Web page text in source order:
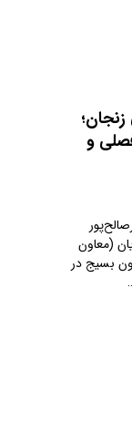
و
(معاون
بسیج در